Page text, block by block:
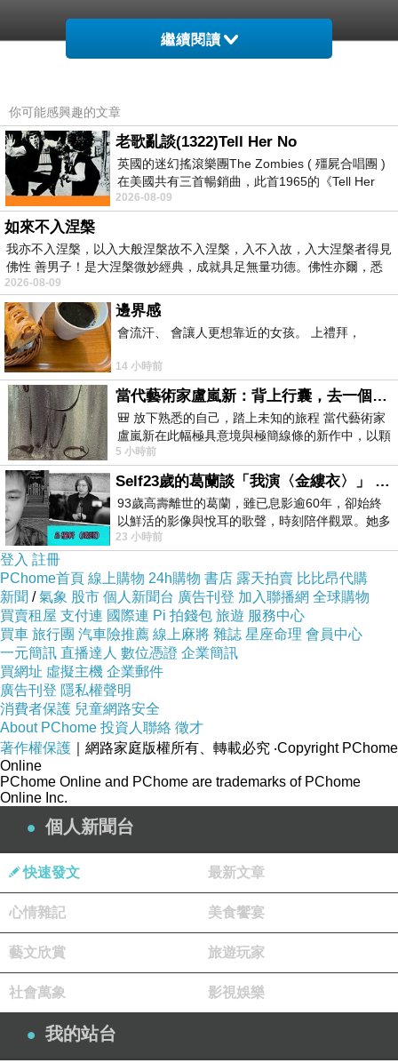
繼續閱讀
你可能感興趣的文章
老歌亂談(1322)Tell Her No
英國的迷幻搖滾樂團The Zombies ( 殭屍合唱團 )
在美國共有三首暢銷曲，此首1965的《Tell Her
No》即為其中之一，在告示牌百大單曲
2026-08-09
如來不入涅槃
我亦不入涅槃，以入大般涅槃故不入涅槃，入不入故，入大涅槃者得見
佛性 善男子！是大涅槃微妙經典，成就具足無量功德。佛性亦爾，悉
2026-08-09
邊界感
會流汗、 會讓人更想靠近的女孩。 上禮拜，
14 小時前
當代藝術家盧嵐新：背上行囊，去一個沒有人認識你的地方——看風景，也遇見渴望出發的自己
🎒 放下熟悉的自己，踏上未知的旅程 當代藝術家
盧嵐新在此幅極具意境與極簡線條的新作中，以顆
粒感豐富的灰綠粗糙背景，搭配凝練且具
5 小時前
Self23歲的葛蘭談「我演〈金縷衣〉」 #戀上老電影 #粟子 #葛蘭
93歲高壽離世的葛蘭，雖已息影逾60年，卻始終
以鮮活的影像與悅耳的歌聲，時刻陪伴觀眾。她多
才多藝、陽光開朗的形象，不僅保留在電影
23 小時前
登入 註冊
PChome首頁 線上購物 24h購物 書店 露天拍賣 比比昂代購
新聞 /氣象 股市 個人新聞台 廣告刊登 加入聯播網 全球購物
買賣租屋 支付連 國際連 Pi 拍錢包 旅遊 服務中心
買車 旅行團 汽車險推薦 線上麻將 雜誌 星座命理 會員中心
一元簡訊 直播達人 數位憑證 企業簡訊
買網址 虛擬主機 企業郵件
廣告刊登 隱私權聲明
消費者保護 兒童網路安全
About PChome 投資人聯絡 徵才
著作權保護 ｜網路家庭版權所有、轉載必究 ‧Copyright PChome
Online
PChome Online and PChome are trademarks of PChome
Online Inc.
個人新聞台
快速發文 最新文章
心情雜記 美食饗宴
藝文欣賞 旅遊玩家
社會萬象 影視娛樂
我的站台